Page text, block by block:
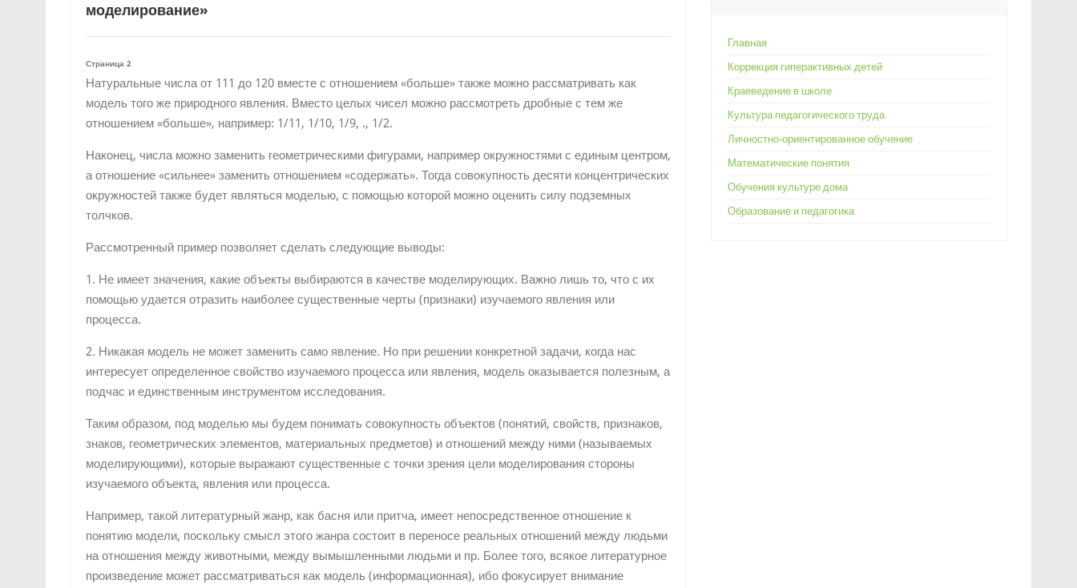
моделирование»
Страница 2
Натуральные числа от 111 до 120 вместе с отношением «больше» также можно рассматривать как
модель того же природного явления. Вместо целых чисел можно рассмотреть дробные с тем же
отношением «больше», например: 1/11, 1/10, 1/9, ., 1/2.
Наконец, числа можно заменить геометрическими фигурами, например окружностями с единым центром,
а отношение «сильнее» заменить отношением «содержать». Тогда совокупность десяти концентрических
окружностей также будет являться моделью, с помощью которой можно оценить силу подземных
толчков.
Рассмотренный пример позволяет сделать следующие выводы:
1. Не имеет значения, какие объекты выбираются в качестве моделирующих. Важно лишь то, что с их
помощью удается отразить наиболее существенные черты (признаки) изучаемого явления или
процесса.
2. Никакая модель не может заменить само явление. Но при решении конкретной задачи, когда нас
интересует определенное свойство изучаемого процесса или явления, модель оказывается полезным, а
подчас и единственным инструментом исследования.
Таким образом, под моделью мы будем понимать совокупность объектов (поня­тий, свойств, признаков,
знаков, геометрических элементов, материальных предметов) и отношений между ними (называемых
моделирующими), которые выражают существенные с точки зрения цели моделирования стороны
изучаемого объекта, явления или процесса.
Например, такой литературный жанр, как басня или притча, имеет непосредственное отношение к
понятию модели, поскольку смысл этого жанра состоит в переносе реальных отношений между людьми
на отношения между животными, между вымышленными людьми и пр. Более того, всякое литературное
произведение может рассматриваться как модель (информационная), ибо фокусирует внимание
Главная
Коррекция гиперактивных детей
Краеведение в школе
Культура педагогического труда
Личностно-ориентированное обучение
Математические понятия
Обучения культуре дома
Образование и педагогика